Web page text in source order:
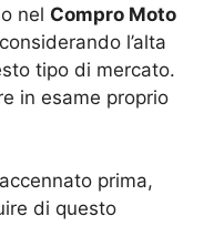
nel Compro Moto
l’alta
tipo di mercato.
in esame proprio
prima,
di questo